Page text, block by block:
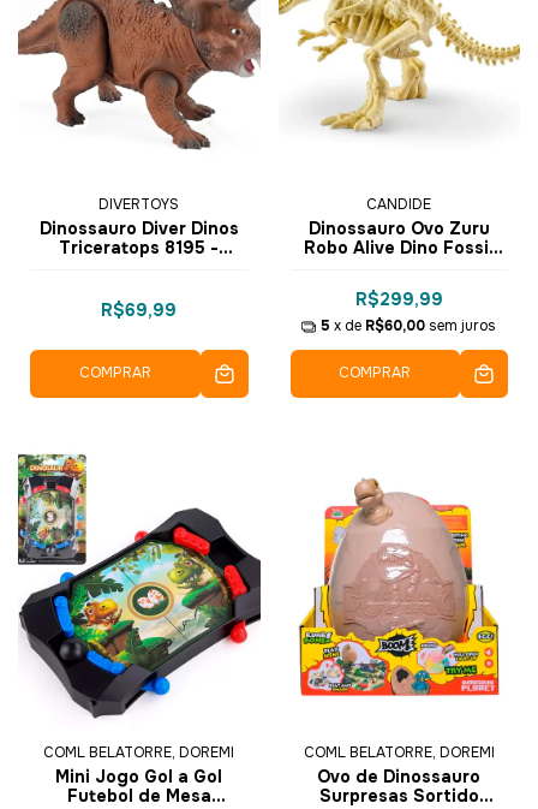
DIVERTOYS
Dinossauro Diver Dinos
Triceratops 8195 -
R$69,99
COMPRAR
CANDIDE
Dinossauro Ovo Zuru
Robo Alive Dino Fossil
1122 - Candide
R$299,99
5 x de R$60,00 sem juros
COMPRAR
COML BELATORRE, DOREMI
Mini Jogo Gol a Gol
Futebol de Mesa
COML BELATORRE, DOREMI
Ovo de Dinossauro
Surpresas Sortido